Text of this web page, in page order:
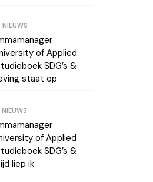
NIEUWS
of Applied
SDG’s &
staat op
NIEUWS
of Applied
SDG’s &
liep ik